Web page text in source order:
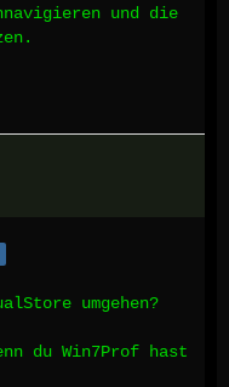
und die
umgehen?
du Win7Prof hast